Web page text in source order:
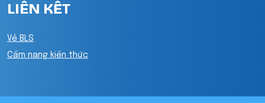
LIÊN KẾT
Về BLS
Cẩm nang kiến thức